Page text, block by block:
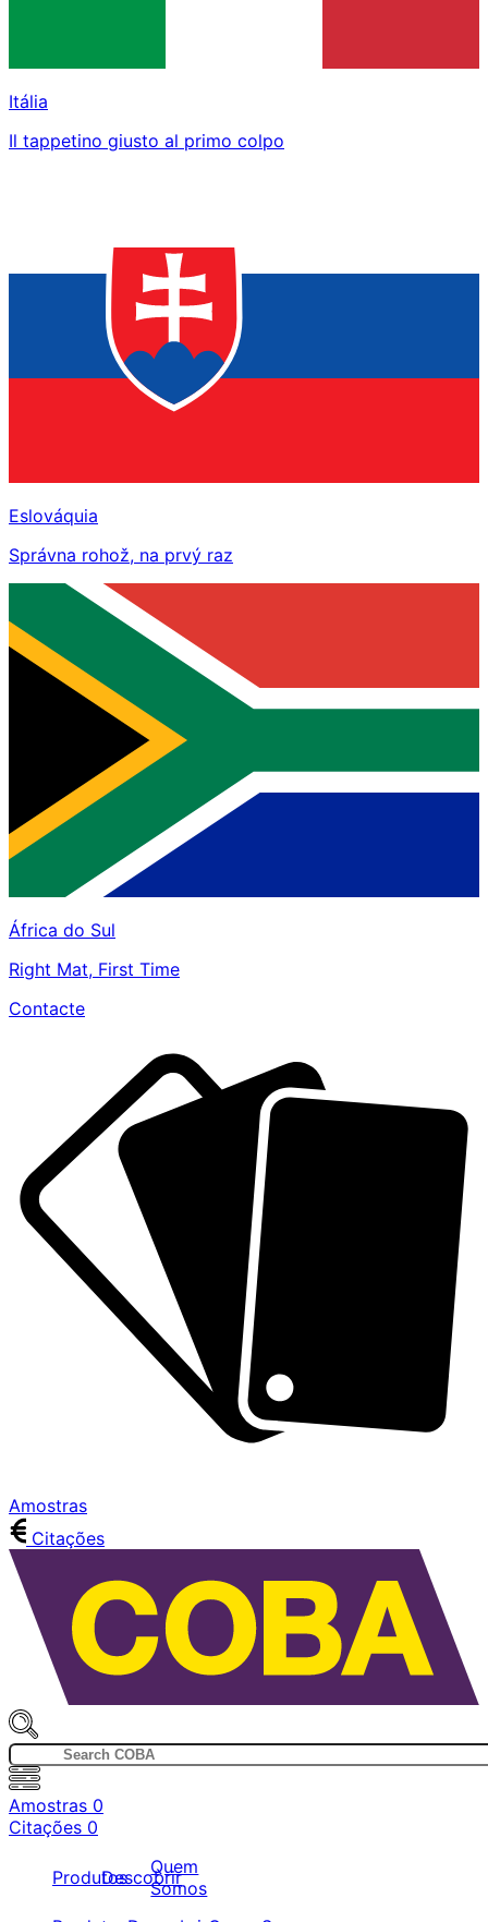
Itália
Il tappetino giusto al primo colpo
Eslováquia
Správna rohož, na prvý raz
África do Sul
Right Mat, First Time
Contacte
Amostras
Citações
Amostras 0
Citações 0
ProdutosDescobrir
Quem
Somos